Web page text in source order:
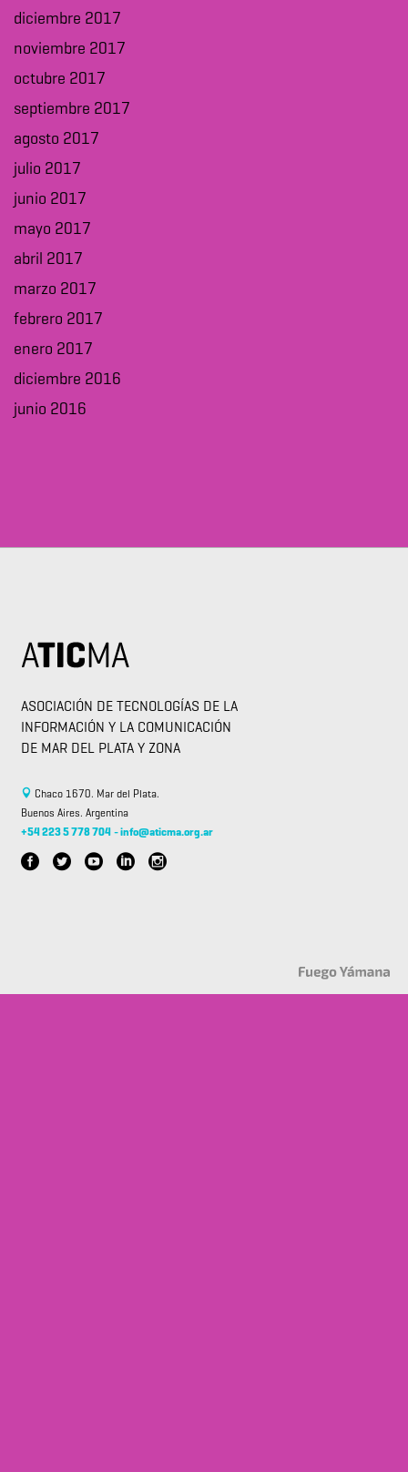
diciembre 2017
noviembre 2017
octubre 2017
septiembre 2017
agosto 2017
julio 2017
junio 2017
mayo 2017
abril 2017
marzo 2017
febrero 2017
enero 2017
diciembre 2016
junio 2016
ASOCIACIÓN DE TECNOLOGÍAS DE LA
INFORMACIÓN Y LA COMUNICACIÓN
DE MAR DEL PLATA Y ZONA
Chaco 1670. Mar del Plata.
Buenos Aires. Argentina
+54 223 5 778 704 -info@aticma.org.ar